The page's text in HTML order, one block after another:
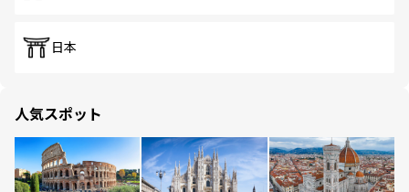
日本
人気スポット